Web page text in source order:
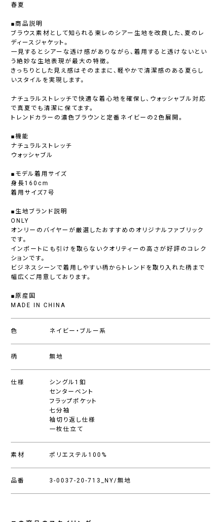
春夏
■商品説明
ブラウス素材として知られる東レのシアー生地を改良した、夏のレ
ディースジャケット。
一見するとシアーな透け感がありながら、着用すると透けないとい
う絶妙な生地表現が最大の特徴。
きっちりとした見え感はそのままに、軽やかで清潔感のある夏らし
いスタイルを実現します。
ナチュラルストレッチで快適な着心地を確保し、ウォッシャブル対応
で真夏でも清潔に保てます。
トレンドカラーの濃色ブラウンと定番ネイビーの2色展開。
■機能
ナチュラルストレッチ
ウォッシャブル
■モデル着用サイズ
身長160cm
着用サイズ7号
■生地ブランド説明
ONLY
オンリーのバイヤーが厳選したおすすめのオリジナルファブリック
です。
インポートにも引けを取らないクオリティーの高さが好評のコレク
ションです。
ビジネスシーンで着用しやすい柄からトレンドを取り入れた柄まで
幅広くご用意しております。
■原産国
MADE IN CHINA
色 ネイビー・ブルー系
柄 無地
仕様
シングル1釦
センターベント
フラップポケット
七分袖
袖切り返し仕様
一枚仕立て
素材 ポリエステル100%
品番 3-0037-20-713_NY/無地